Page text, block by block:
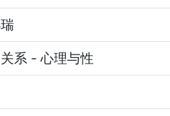
系 - 心理与性